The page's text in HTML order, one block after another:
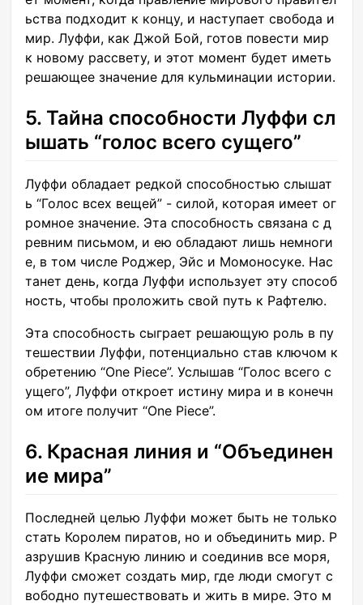
ьства подходит к концу, и наступает свобода и
мир. Луффи, как Джой Бой, готов повести мир
к новому рассвету, и этот момент будет иметь
решающее значение для кульминации истории.
5. Тайна способности Луффи сл
ышать “голос всего сущего”
Луффи обладает редкой способностью слышат
ь “Голос всех вещей” - силой, которая имеет ог
ромное значение. Эта способность связана с д
ревним письмом, и ею обладают лишь немноги
е, в том числе Роджер, Эйс и Момоносуке. Нас
танет день, когда Луффи использует эту способ
ность, чтобы проложить свой путь к Рафтелю.
Эта способность сыграет решающую роль в пу
тешествии Луффи, потенциально став ключом к
обретению “One Piece”. Услышав “Голос всего с
ущего”, Луффи откроет истину мира и в конечн
ом итоге получит “One Piece”.
6. Красная линия и “Объединен
ие мира”
Последней целью Луффи может быть не только
стать Королем пиратов, но и объединить мир. Р
азрушив Красную линию и соединив все моря,
Луффи сможет создать мир, где люди смогут с
вободно путешествовать и жить в мире. Это м